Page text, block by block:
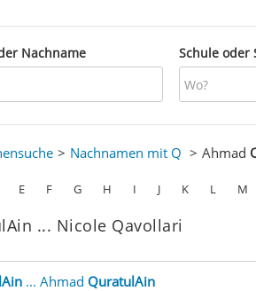
Nachname Schule oder
Nachnamen mit Q Ahmad
E F G H I J K L M
... Nicole Qavollari
... Ahmad QuratulAin